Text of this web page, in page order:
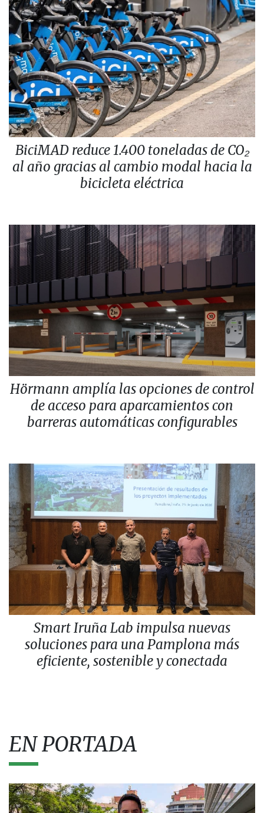
BiciMAD reduce 1.400 toneladas de CO₂
al año gracias al cambio modal hacia la
bicicleta eléctrica
Hörmann amplía las opciones de control
de acceso para aparcamientos con
barreras automáticas configurables
Smart Iruña Lab impulsa nuevas
soluciones para una Pamplona más
eficiente, sostenible y conectada
EN PORTADA